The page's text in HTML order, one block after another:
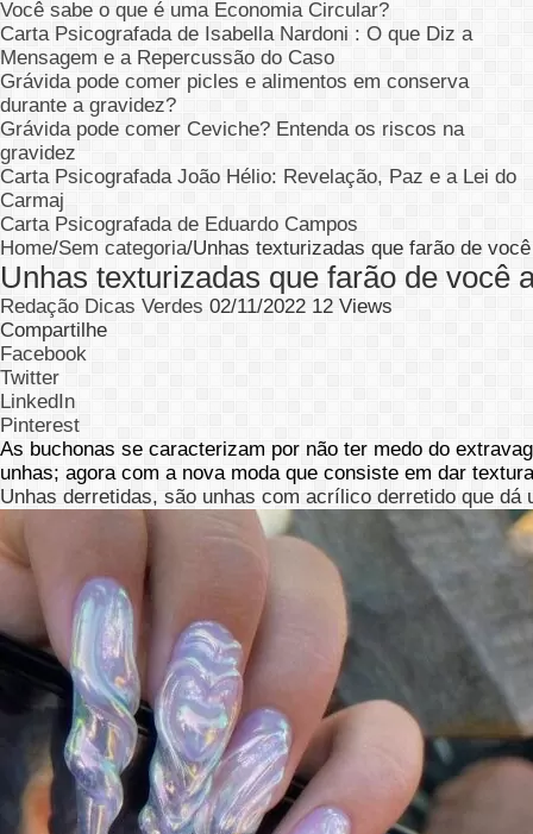
Você sabe o que é uma Economia Circular?
Carta Psicografada de Isabella Nardoni : O que Diz a
Mensagem e a Repercussão do Caso
Grávida pode comer picles e alimentos em conserva
durante a gravidez?
Grávida pode comer Ceviche? Entenda os riscos na
gravidez
Carta Psicografada João Hélio: Revelação, Paz e a Lei do
Carmaj
Carta Psicografada de Eduardo Campos
Home/Sem categoria/Unhas texturizadas que farão de
Unhas texturizadas que farão de você
Redação Dicas Verdes 02/11/2022 12 Views
Compartilhe
Facebook
Twitter
LinkedIn
Pinterest
As buchonas se caracterizam por não ter medo do
unhas; agora com a nova moda que consiste em dar
Unhas derretidas, são unhas com acrílico derretido que dá